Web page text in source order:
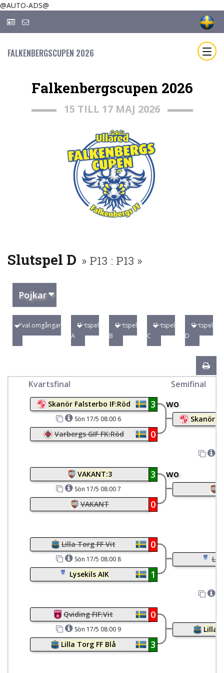
@AUTO-ADS@
FALKENBERGSCUPEN 2026
Falkenbergscupen 2026
15 TILL 17 MAJ 2026
Slutspel D » P13 : P13 »
Pojkar
Kval.omgångar
Slutspel
A
Slutspel
B
Slutspel
C
Slutspel
D
Kvartsfinal Semifinal
Skanör Falsterbo IF:Röd 3 wo
Sön 17/5 08:00 6
Varbergs GIF FK:Röd 0
VAKANT:3 3 wo
Sön 17/5 08:00 7
VAKANT 0
Lilla Torg FF Vit 0
Sön 17/5 08:00 8
Lysekils AIK 1
Qviding FIF:Vit 0
Sön 17/5 08:00 9
Lilla Torg FF Blå 3
Skanör
Lilla